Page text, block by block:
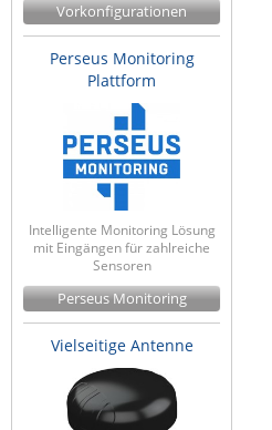
Vorkonfigurationen
Perseus Monitoring
Plattform
Intelligente Monitoring Lösung
mit Eingängen für zahlreiche
Sensoren
Perseus Monitoring
Vielseitige Antenne